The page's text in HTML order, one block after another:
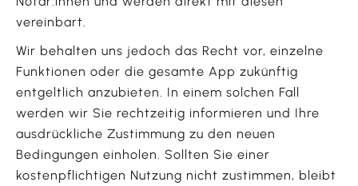
vereinbart.
Wir behalten uns jedoch das Recht vor, einzelne
Funktionen oder die gesamte App zukünftig
entgeltlich anzubieten. In einem solchen Fall
werden wir Sie rechtzeitig informieren und Ihre
ausdrückliche Zustimmung zu den neuen
Bedingungen einholen. Sollten Sie einer
kostenpflichtigen Nutzung nicht zustimmen, bleibt